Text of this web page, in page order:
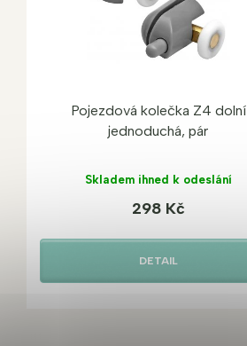
Pojezdová kolečka Z4 dolní
jednoduchá, pár
Skladem ihned k odeslání
298 Kč
DETAIL